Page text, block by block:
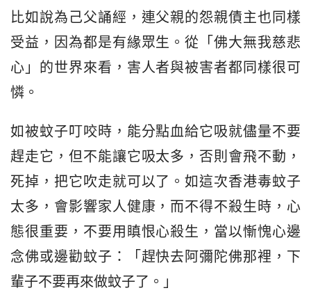
比如說為己父誦經，連父親的怨親債主也同樣
受益，因為都是有緣眾生。從「佛大無我慈悲
心」的世界來看，害人者與被害者都同樣很可
憐。
如被蚊子叮咬時，能分點血給它吸就儘量不要
趕走它，但不能讓它吸太多，否則會飛不動，
死掉，把它吹走就可以了。如這次香港毒蚊子
太多，會影響家人健康，而不得不殺生時，心
態很重要，不要用瞋恨心殺生，當以慚愧心邊
念佛或邊勸蚊子：「趕快去阿彌陀佛那裡，下
輩子不要再來做蚊子了。」